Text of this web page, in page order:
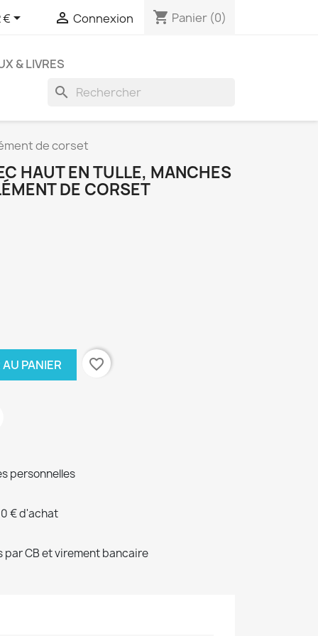
€  Connexion shopping_cart Panier (0)
& LIVRES
search
de corset
HAUT EN TULLE, MANCHES
DE CORSET
PANIER favorite_border
personnelles
€ d'achat
CB et virement bancaire